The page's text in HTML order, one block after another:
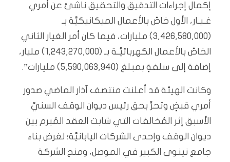
إكمال إجراءات التدقيق والتحقيق ناشئ عن أمري
غـيـار، الأول خاصّ بالأعمال الميكانيكيَّة بـ
(3,426,580,000) مليارات، فيما كان أمر الغيار الثاني
الخاصّ بالأعمال الكهربائيَّـة بـ (1,243,270,000) مليار،
إضافة إلى سلفةٍ بمبلغ (5,590,063,940) مليارات”.
وكانت الهيئة قد أعلنت منتصف آذار الماضي صدور
أمري قبضٍ وتحرٍّ بحق رئيس ديوان الوقف السنيِّ
الأسبق إثر المُخالفات التي شابت العقد المُبرم بين
ديوان الوقف وإحدى الشركات اليابانيَّة؛ لغرض بناء
جامع نينوى الكبير في الموصل، ومنح الشركة